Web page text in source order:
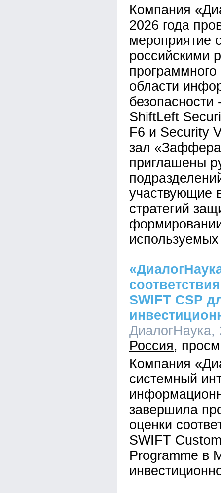
Компания
2026 года
мероприятие
российскими
области
ShiftLeft
F6 и Security
зал
приглашены
участвующие
стратегий
SWIFT CSP
ДиалогНаука,
Россия
Компания
системный
завершила
оценки
SWIFT
Programme в